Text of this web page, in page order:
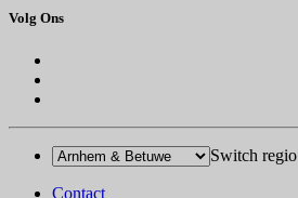
Volg Ons
Switch regio
Contact